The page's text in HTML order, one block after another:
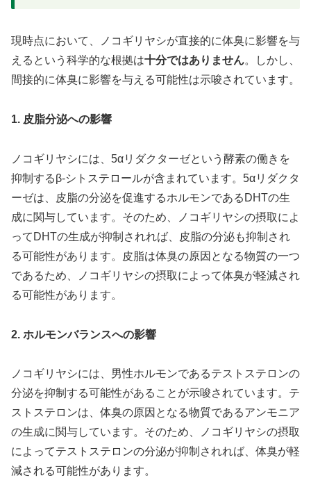
現時点において、ノコギリヤシが直接的に体臭に影響を与
えるという科学的な根拠は十分ではありません。しかし、
間接的に体臭に影響を与える可能性は示唆されています。
1. 皮脂分泌への影響
ノコギリヤシには、5αリダクターゼという酵素の働きを
抑制するβ-シトステロールが含まれています。5αリダクタ
ーゼは、皮脂の分泌を促進するホルモンであるDHTの生
成に関与しています。そのため、ノコギリヤシの摂取によ
ってDHTの生成が抑制されれば、皮脂の分泌も抑制され
る可能性があります。皮脂は体臭の原因となる物質の一つ
であるため、ノコギリヤシの摂取によって体臭が軽減され
る可能性があります。
2. ホルモンバランスへの影響
ノコギリヤシには、男性ホルモンであるテストステロンの
分泌を抑制する可能性があることが示唆されています。テ
ストステロンは、体臭の原因となる物質であるアンモニア
の生成に関与しています。そのため、ノコギリヤシの摂取
によってテストステロンの分泌が抑制されれば、体臭が軽
減される可能性があります。